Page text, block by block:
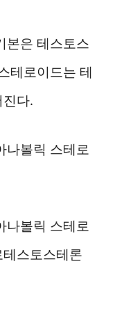
본은 테스토스
테로이드는 테
다.
나볼릭 스테로
나볼릭 스테로
스토스테론